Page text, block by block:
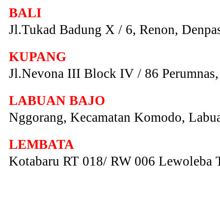
BALI
Jl.Tukad Badung X / 6, Renon,
KUPANG
Jl.Nevona III Block IV / 86
LABUAN BAJO
Nggorang, Kecamatan Komodo,
LEMBATA
Kotabaru RT 018/ RW 006 Lewoleba